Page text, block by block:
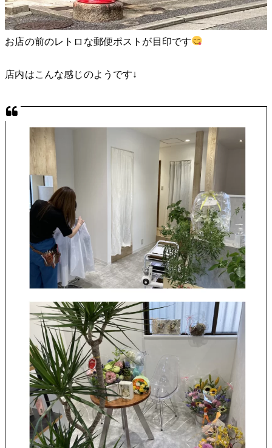
お店の前のレトロな郵便ポストが目印です
店内はこんな感じのようです↓